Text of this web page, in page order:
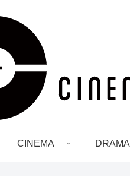
CINEMA DRAMA